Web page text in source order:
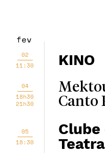
fev
02
11:30
KINO
04
18h30
21h30
Canto
05
18:30